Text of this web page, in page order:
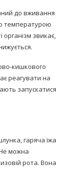
до вживання
температурою
організм звикає,
кишкового
реагувати на
запускатися
гаряча їжа
можна
рота. Вона